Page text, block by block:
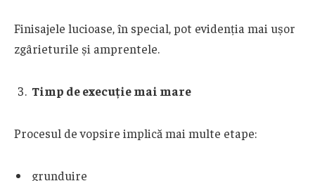
Finisajele lucioase, în special, pot evidenția mai ușor
zgârieturile și amprentele.
Timp de execuție mai mare
Procesul de vopsire implică mai multe etape:
grunduire